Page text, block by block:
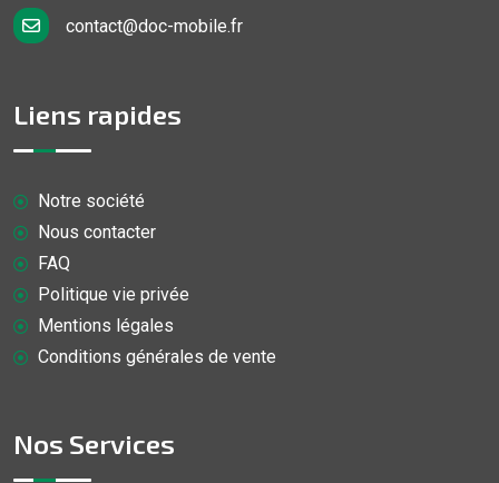
contact@doc-mobile.fr
Liens rapides
Notre société
Nous contacter
FAQ
Politique vie privée
Mentions légales
Conditions générales de vente
Nos Services